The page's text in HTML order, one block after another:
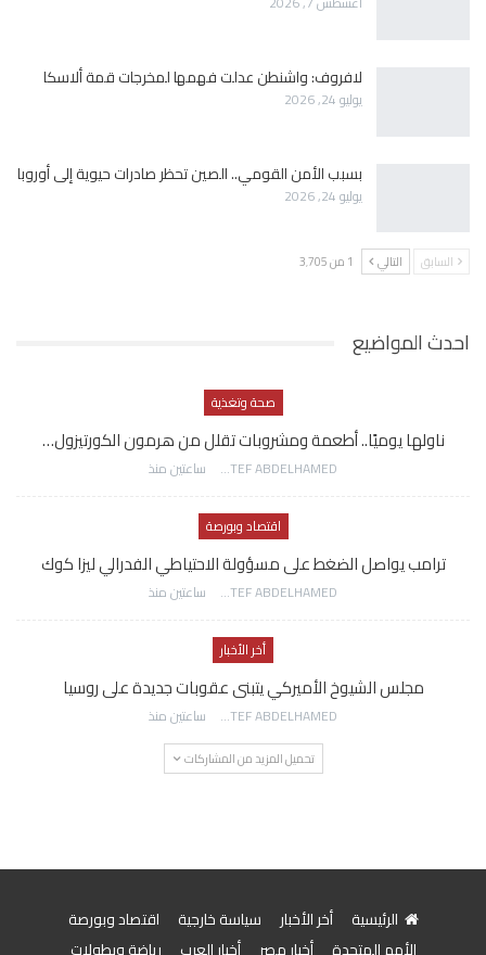
لافروف: واشنطن عدلت فهمها لمخرجات قمة ألاسكا
يوليو 24, 2026
بسبب الأمن القومي.. الصين تحظر صادرات حيوية إلى أوروبا
يوليو 24, 2026
السابق التالي 1 من 3٬705
احدث المواضيع
صحة وتغذية
ناولها يوميًا.. أطعمة ومشروبات تقلل من هرمون الكورتيزول…
AWATEF ABDELHAMED ساعتين منذ
اقتصاد وبورصة
ترامب يواصل الضغط على مسؤولة الاحتياطي الفدرالي ليزا كوك
AWATEF ABDELHAMED ساعتين منذ
أخر الأخبار
مجلس الشيوخ الأميركي يتبنى عقوبات جديدة على روسيا
AWATEF ABDELHAMED ساعتين منذ
تحميل المزيد من المشاركات
الرئيسية أخر الأخبار سياسة خارجية
اقتصاد وبورصة